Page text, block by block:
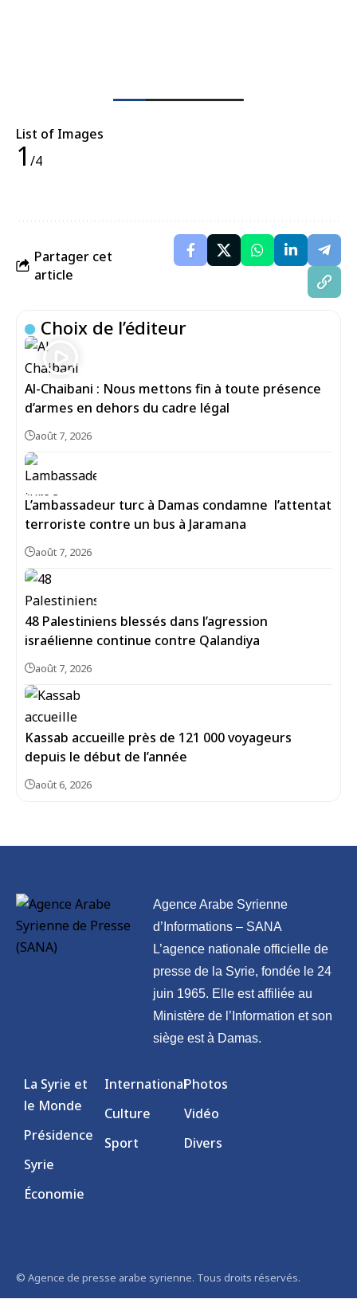
List of Images
1 /4
Partager cet
article
Choix de l’éditeur
Al-Chaibani : Nous mettons fin à toute présence
d’armes en dehors du cadre légal
août 7, 2026
L’ambassadeur turc à Damas condamne l’attentat
terroriste contre un bus à Jaramana
août 7, 2026
48 Palestiniens blessés dans l’agression
israélienne continue contre Qalandiya
août 7, 2026
Kassab accueille près de 121 000 voyageurs
depuis le début de l’année
août 6, 2026
Agence Arabe Syrienne
d’Informations – SANA
L’agence nationale officielle de
presse de la Syrie, fondée le 24
juin 1965. Elle est affiliée au
Ministère de l’Information et son
siège est à Damas.
La Syrie et
le Monde
Présidence
Syrie
Économie
International
Culture
Sport
Photos
Vidéo
Divers
© Agence de presse arabe syrienne. Tous droits réservés.